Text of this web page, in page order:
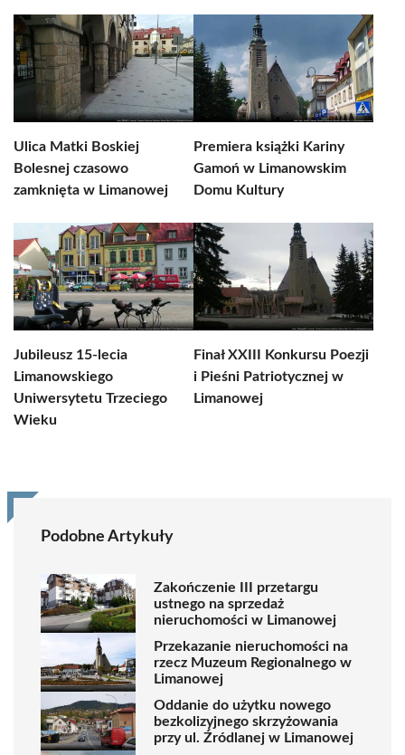
Ulica Matki Boskiej
Bolesnej czasowo
zamknięta w Limanowej
Premiera książki Kariny
Gamoń w Limanowskim
Domu Kultury
Jubileusz 15-lecia
Limanowskiego
Uniwersytetu Trzeciego
Wieku
Finał XXIII Konkursu Poezji
i Pieśni Patriotycznej w
Limanowej
Podobne Artykuły
Zakończenie III przetargu
ustnego na sprzedaż
nieruchomości w Limanowej
Przekazanie nieruchomości na
rzecz Muzeum Regionalnego w
Limanowej
Oddanie do użytku nowego
bezkolizyjnego skrzyżowania
przy ul. Źródlanej w Limanowej